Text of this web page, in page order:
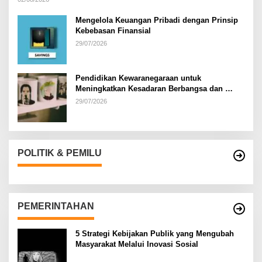
Mengelola Keuangan Pribadi dengan Prinsip
Kebebasan Finansial
29/07/2026
Pendidikan Kewaranegaraan untuk
Meningkatkan Kesadaran Berbangsa dan
Bernegara di…
29/07/2026
POLITIK & PEMILU
PEMERINTAHAN
5 Strategi Kebijakan Publik yang Mengubah
Masyarakat Melalui Inovasi Sosial